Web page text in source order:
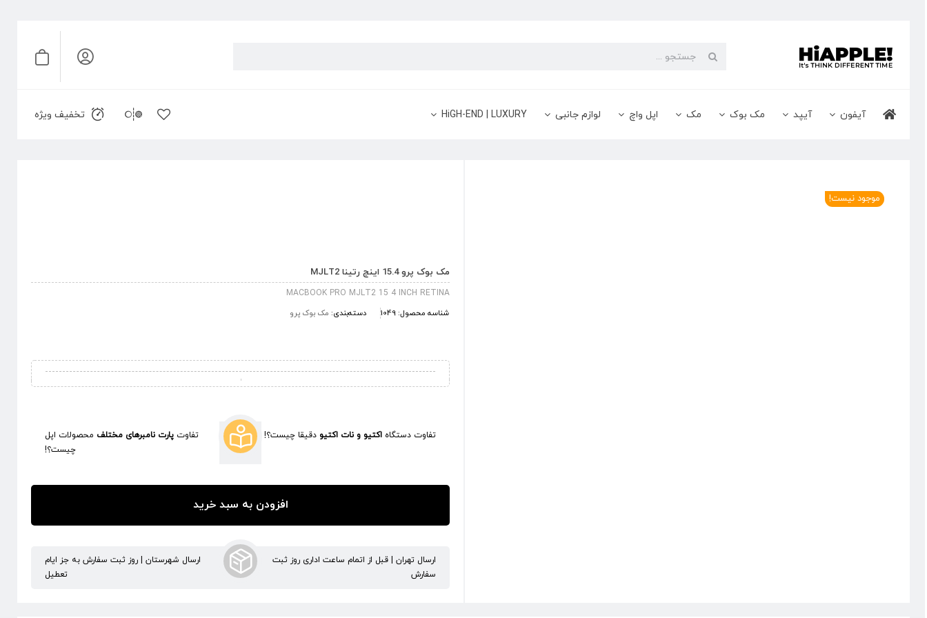
content
جستجو
آیفون آیپد مک بوک مک اپل واچ لوازم جانبی HiGH-END | LUXURY تخفیف ویژه
موجود نیست!
مک بوک پرو 15.4 اینچ رتینا MJLT2
MACBOOK PRO MJLT2 15 4 INCH RETINA
شناسه محصول: 1049 دسته‌بندی: مک بوک پرو
تفاوت دستگاه اکتیو و نات اکتیو دقیقا چیست؟! تفاوت پارت نامبرهای مختلف محصولات اپل
چیست؟!
افزودن به سبد خرید
ارسال تهران | قبل از اتمام ساعت اداری روز ثبت
سفارش
ارسال شهرستان | روز ثبت سفارش به جز ایام
تعطیل